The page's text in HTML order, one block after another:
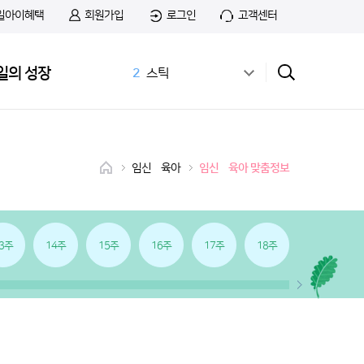
아이혜택 회원가입 로그인 고객센터
의 성장
2 스틱
7 앱솔루트
9 첫우유
10
앱솔루트 샘플신청
임신•육아 임신•육아 맞춤정보
주 14주 15주 16주 17주 18주